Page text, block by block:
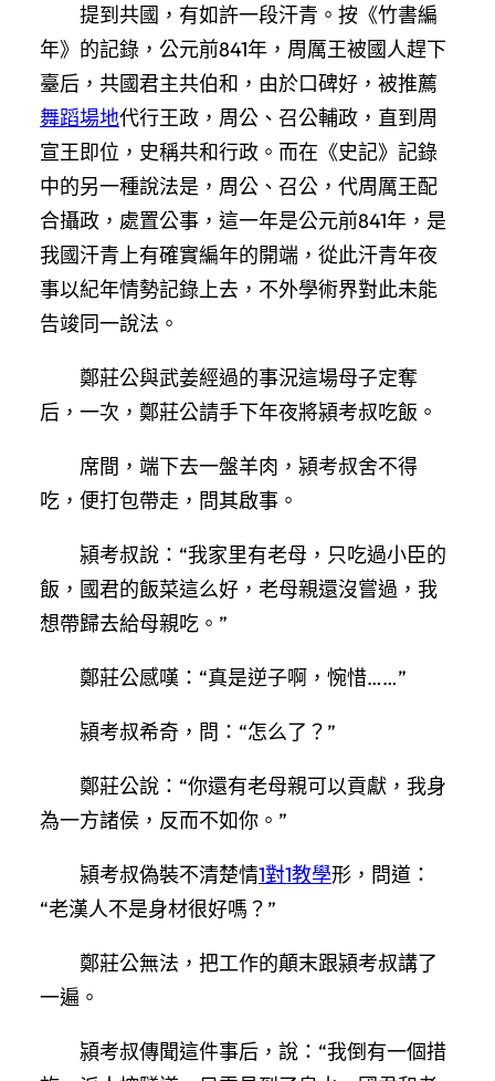
提到共國，有如許一段汗青。按《竹書編
年》的記錄，公元前841年，周厲王被國人趕下
臺后，共國君主共伯和，由於口碑好，被推薦
舞蹈場地代行王政，周公、召公輔政，直到周
宣王即位，史稱共和行政。而在《史記》記錄
中的另一種說法是，周公、召公，代周厲王配
合攝政，處置公事，這一年是公元前841年，是
我國汗青上有確實編年的開端，從此汗青年夜
事以紀年情勢記錄上去，不外學術界對此未能
告竣同一說法。
鄭莊公與武姜經過的事況這場母子定奪
后，一次，鄭莊公請手下年夜將潁考叔吃飯。
席間，端下去一盤羊肉，潁考叔舍不得
吃，便打包帶走，問其啟事。
潁考叔說：“我家里有老母，只吃過小臣的
飯，國君的飯菜這么好，老母親還沒嘗過，我
想帶歸去給母親吃。”
鄭莊公感嘆：“真是逆子啊，惋惜……”
潁考叔希奇，問：“怎么了？”
鄭莊公說：“你還有老母親可以貢獻，我身
為一方諸侯，反而不如你。”
潁考叔偽裝不清楚情1對1教學形，問道：
“老漢人不是身材很好嗎？”
鄭莊公無法，把工作的顛末跟潁考叔講了
一遍。
潁考叔傳聞這件事后，說：“我倒有一個措